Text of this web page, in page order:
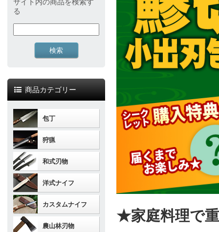
★家庭料理で
サイト内の商品を検索す
る
商品カテゴリー
包丁
狩猟
和式刃物
洋式ナイフ
カスタムナイフ
農山林刃物